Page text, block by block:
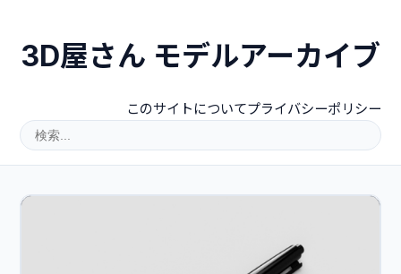
3D屋さん モデルアーカイブ
このサイトについてプライバシーポリシー